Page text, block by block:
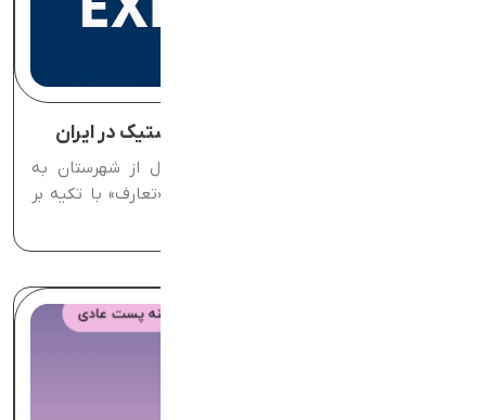
استارتاپ تعارف و بازطراحی تجربه لجستیک در ایران
راه‌اندازی باشگاه مشتریان و خدمات ارسال از شهرستان به
تهران و شهرستان به شهرستان استارتاپ «تعارف» با تکیه بر